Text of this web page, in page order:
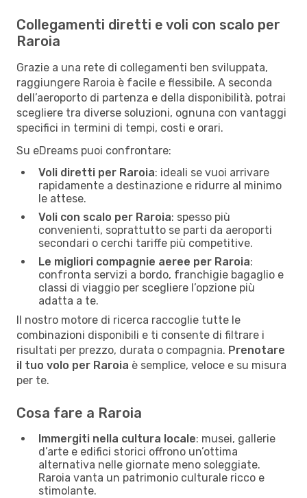
Collegamenti diretti e voli con scalo per
Raroia
Grazie a una rete di collegamenti ben sviluppata,
raggiungere Raroia è facile e flessibile. A seconda
dell’aeroporto di partenza e della disponibilità, potrai
scegliere tra diverse soluzioni, ognuna con vantaggi
specifici in termini di tempi, costi e orari.
Su eDreams puoi confrontare:
Voli diretti per Raroia: ideali se vuoi arrivare
rapidamente a destinazione e ridurre al minimo
le attese.
Voli con scalo per Raroia: spesso più
convenienti, soprattutto se parti da aeroporti
secondari o cerchi tariffe più competitive.
Le migliori compagnie aeree per Raroia:
confronta servizi a bordo, franchigie bagaglio e
classi di viaggio per scegliere l’opzione più
adatta a te.
Il nostro motore di ricerca raccoglie tutte le
combinazioni disponibili e ti consente di filtrare i
risultati per prezzo, durata o compagnia. Prenotare
il tuo volo per Raroia è semplice, veloce e su misura
per te.
Cosa fare a Raroia
Immergiti nella cultura locale: musei, gallerie
d’arte e edifici storici offrono un’ottima
alternativa nelle giornate meno soleggiate.
Raroia vanta un patrimonio culturale ricco e
stimolante.